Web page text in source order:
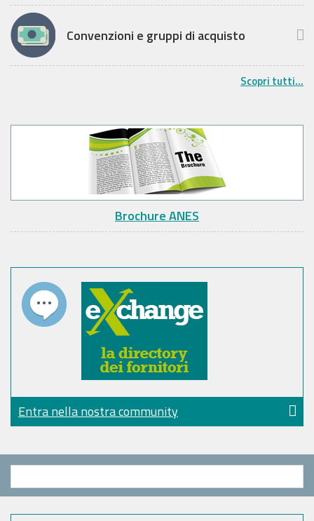
Convenzioni e gruppi di acquisto
Scopri tutti...
Brochure ANES
Entra nella nostra community